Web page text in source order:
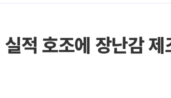
적 호조에 장난감